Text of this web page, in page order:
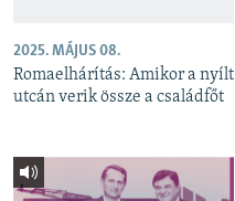
2025. MÁJUS 08.
Romaelhárítás: Amikor a nyílt
utcán verik össze a családfőt